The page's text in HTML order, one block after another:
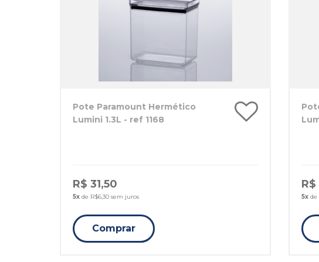
Pote Paramount Hermético
Lumini 1.3L - ref 1168
R$ 31,50
5x de R$6,30 sem juros
Comprar
5x de